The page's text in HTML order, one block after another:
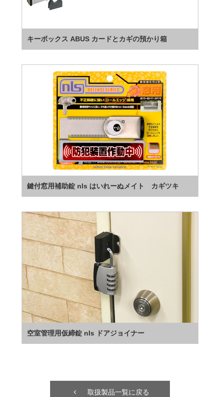
キーボックス ABUS カードとカギの預かり箱
鍵付窓用補助錠 nls はいれーぬメイト カギツキ
空室管理用仮締錠 nls ドアジョイナー
取扱製品一覧に戻る